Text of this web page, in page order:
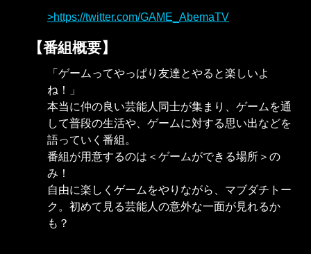
https://twitter.com/GAME_AbemaTV
【番組概要】
「ゲームってやっぱり友達とやると楽しいよ
ね！」
本当に仲の良い芸能人同士が集まり、ゲームを通
して普段の生活や、ゲームに対する思い出などを
語っていく番組。
番組が用意するのは＜ゲームができる場所＞の
み！
自由に楽しくゲームをやりながら、マブダチトー
ク。初めて見る芸能人の意外な一面が見れるか
も？